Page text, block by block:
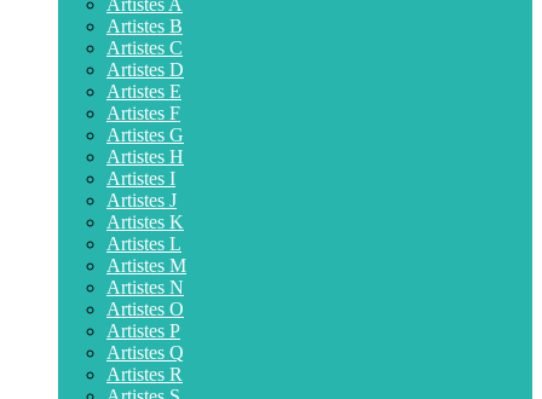
Artistes A
Artistes B
Artistes C
Artistes D
Artistes E
Artistes F
Artistes G
Artistes H
Artistes I
Artistes J
Artistes K
Artistes L
Artistes M
Artistes N
Artistes O
Artistes P
Artistes Q
Artistes R